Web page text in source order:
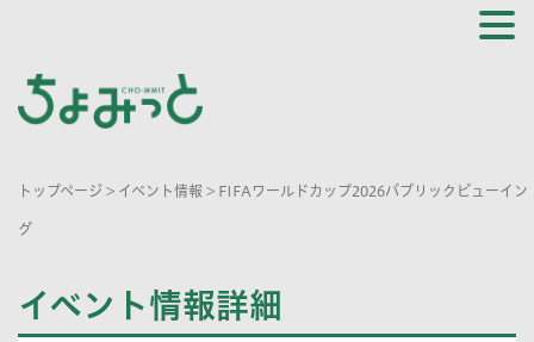
トップページ > イベント情報 > FIFAワールドカップ2026パブリックビューイン
グ
イベント情報詳細